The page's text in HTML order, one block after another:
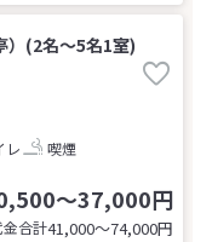
）(2名～5名1室)
レ 喫煙
～37,000円
合計41,000〜74,000円